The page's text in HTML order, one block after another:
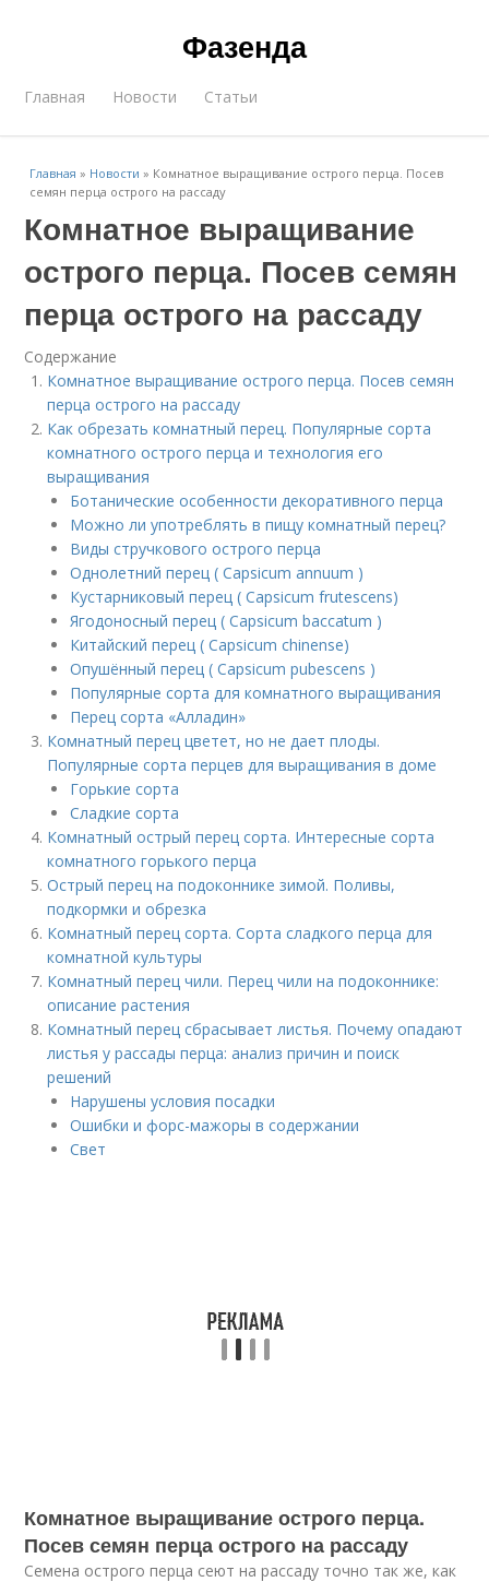
Фазенда
Главная Новости Статьи
Главная » Новости » Комнатное выращивание острого перца. Посев
семян перца острого на рассаду
Комнатное выращивание
острого перца. Посев семян
перца острого на рассаду
Содержание
Комнатное выращивание острого перца. Посев семян
перца острого на рассаду
Как обрезать комнатный перец. Популярные сорта
комнатного острого перца и технология его
выращивания
Ботанические особенности декоративного перца
Можно ли употреблять в пищу комнатный перец?
Виды стручкового острого перца
Однолетний перец ( Capsicum annuum )
Кустарниковый перец ( Capsicum frutescens)
Ягодоносный перец ( Capsicum baccatum )
Китайский перец ( Capsicum chinense)
Опушённый перец ( Capsicum pubescens )
Популярные сорта для комнатного выращивания
Перец сорта «Алладин»
Комнатный перец цветет, но не дает плоды.
Популярные сорта перцев для выращивания в доме
Горькие сорта
Сладкие сорта
Комнатный острый перец сорта. Интересные сорта
комнатного горького перца
Острый перец на подоконнике зимой. Поливы,
подкормки и обрезка
Комнатный перец сорта. Сорта сладкого перца для
комнатной культуры
Комнатный перец чили. Перец чили на подоконнике:
описание растения
Комнатный перец сбрасывает листья. Почему опадают
листья у рассады перца: анализ причин и поиск
решений
Нарушены условия посадки
Ошибки и форс-мажоры в содержании
Свет
Комнатное выращивание острого перца.
Посев семян перца острого на рассаду
Семена острого перца сеют на рассаду точно так же, как